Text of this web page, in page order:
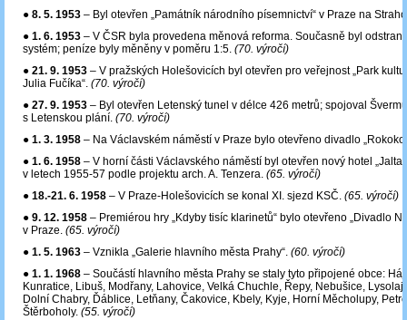
● 8. 5. 1953 – Byl otevřen „Památník národního písemnictví“ v Praze na
● 1. 6. 1953 – V ČSR byla provedena měnová reforma. Současně byl
systém; peníze byly měněny v poměru 1:5. (70. výročí)
● 21. 9. 1953 – V pražských Holešovicích byl otevřen pro veřejnost „Park
Julia Fučíka“. (70. výročí)
● 27. 9. 1953 – Byl otevřen Letenský tunel v délce 426 metrů; spojoval
s Letenskou plání. (70. výročí)
● 1. 3. 1958 – Na Václavském náměstí v Praze bylo otevřeno divadlo
● 1. 6. 1958 – V horní části Václavského náměstí byl otevřen nový hotel
v letech 1955-57 podle projektu arch. A. Tenzera. (65. výročí)
● 18.-21. 6. 1958 – V Praze-Holešovicích se konal XI. sjezd KSČ. (65. výročí)
● 9. 12. 1958 – Premiérou hry „Kdyby tisíc klarinetů“ bylo otevřeno „Divadlo
v Praze. (65. výročí)
● 1. 5. 1963 – Vznikla „Galerie hlavního města Prahy“. (60. výročí)
● 1. 1. 1968 – Součástí hlavního města Prahy se staly tyto připojené obce:
Kunratice, Libuš, Modřany, Lahovice, Velká Chuchle, Řepy, Nebušice,
Dolní Chabry, Ďáblice, Letňany, Čakovice, Kbely, Kyje, Horní Měcholupy,
Štěrboholy. (55. výročí)